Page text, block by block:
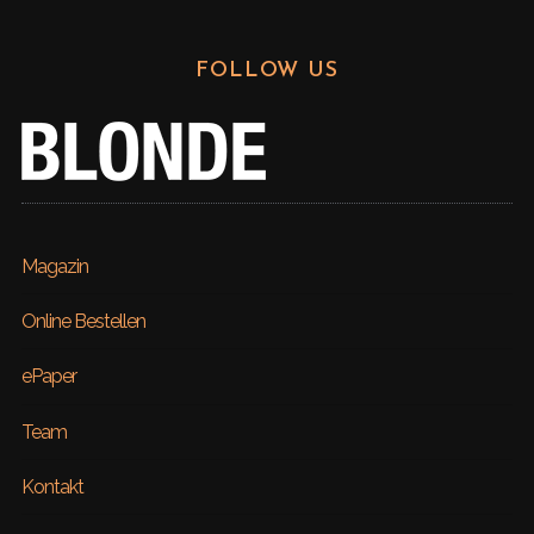
FOLLOW US
Magazin
Online Bestellen
ePaper
Team
Kontakt